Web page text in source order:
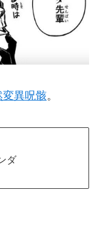
変異呪骸。
ダ